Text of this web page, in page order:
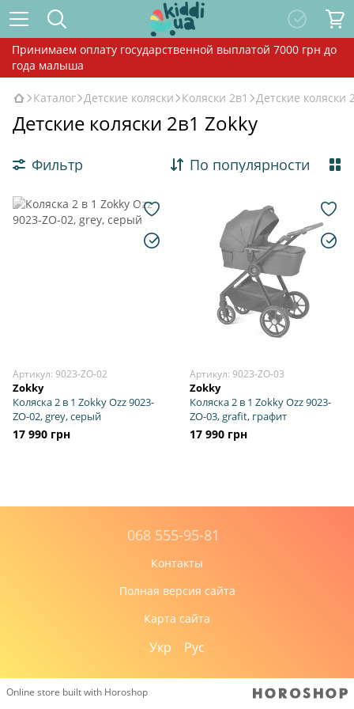
Принимаем оплату государственной выплатой 7000 грн до
года малыша
Каталог Детские коляски Коляски 2в1 Детские коляски
Детские коляски 2в1 Zokky
Фильтр По популярности
Артикул: 9023-ZO-02
Zokky
Коляска 2 в 1 Zokky Ozz 9023-
ZO-02, grey, серый
17 990 грн
Артикул: 9023-ZO-03
Zokky
Коляска 2 в 1 Zokky Ozz 9023-
ZO-03, grafit, графит
17 990 грн
068 555-95-81
Контакты
Полная версия сайта
Карта сайта
Укр Рус
Online store built with Horoshop